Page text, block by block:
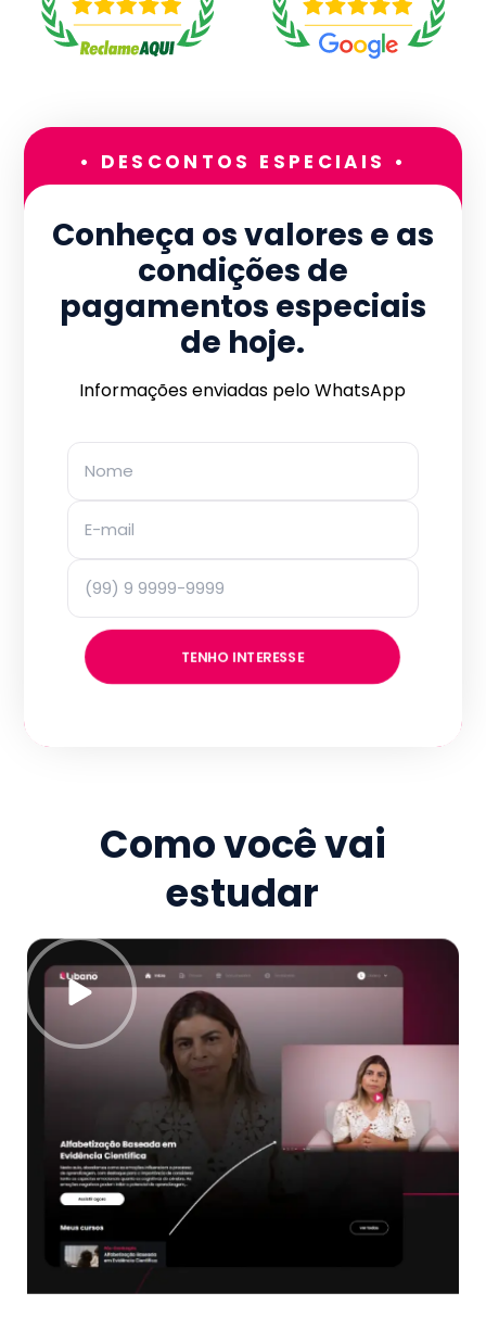
• DESCONTOS ESPECIAIS •
Conheça os valores e as
condições de
pagamentos especiais
de hoje.
Informações enviadas pelo WhatsApp
TENHO INTERESSE
Como você vai
estudar